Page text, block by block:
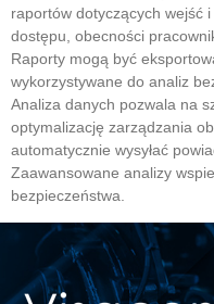
raportów dotyczących wejść
dostępu, obecności
Raporty mogą być
wykorzystywane do analiz
Analiza danych pozwala na
optymalizację zarządzania
automatycznie wysyłać
Zaawansowane analizy
bezpieczeństwa.